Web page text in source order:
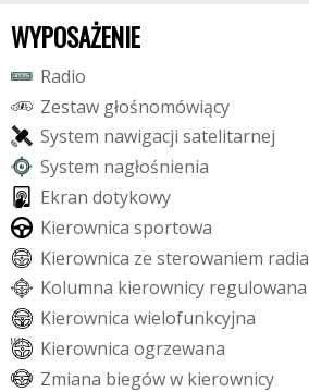
WYPOSAŻENIE
Radio
Zestaw głośnomówiący
System nawigacji satelitarnej
System nagłośnienia
Ekran dotykowy
Kierownica sportowa
Kierownica ze sterowaniem radia
Kolumna kierownicy regulowana
Kierownica wielofunkcyjna
Kierownica ogrzewana
Zmiana biegóww kierownicy